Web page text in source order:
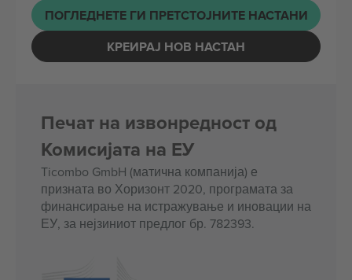
ПОГЛЕДНЕТЕ ГИ ПРЕТСТОЈНИТЕ НАСТАНИ
КРЕИРАЈ НОВ НАСТАН
Печат на извонредност од
Комисијата на ЕУ
Ticombo GmbH (матична компанија) е
призната во Хоризонт 2020, програмата за
финансирање на истражување и иновации на
ЕУ, за нејзиниот предлог бр. 782393.